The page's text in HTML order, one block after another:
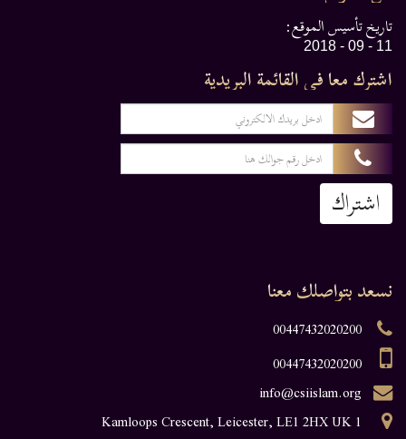
تاريخ تأسيس الموقع:
11 - 09 - 2018
اشترك معا في القائمة البريدية
اشتراك
نسعد بتواصلك معنا
00447432020200
00447432020200
info@csiislam.org
1 Kamloops Crescent, Leicester, LE1 2HX UK